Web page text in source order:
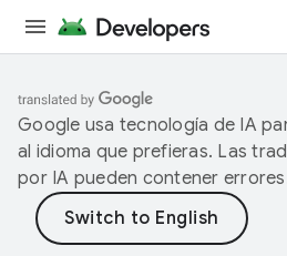
Google usa tecnología de IA
al idioma que prefieras. Las
por IA pueden contener